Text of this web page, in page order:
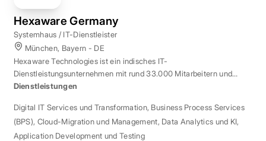
Hexaware Germany
Systemhaus / IT-Dienstleister
München, Bayern - DE
Hexaware Technologies ist ein indisches IT-
Dienstleistungsunternehmen mit rund 33.000 Mitarbeitern und
Standort München für Automatisierung und KI.
Dienstleistungen
Digital IT Services und Transformation, Business Process Services
(BPS), Cloud-Migration und Management, Data Analytics und KI,
Application Development und Testing